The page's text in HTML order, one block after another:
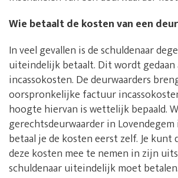
Wie betaalt de kosten van een
In veel gevallen is de schuldenaar
uiteindelijk betaalt. Dit wordt gedaan
incassokosten. De deurwaarders
oorspronkelijke factuur
hoogte hiervan is wettelijk bepaald.
gerechtsdeurwaarder in Lovendegem
betaal je de kosten eerst zelf. Je kunt
deze kosten mee te nemen in zijn
schuldenaar uiteindelijk moet betalen.